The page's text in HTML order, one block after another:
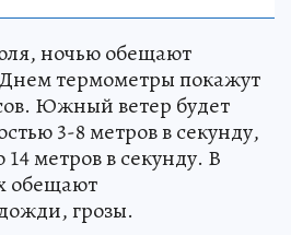
ночью обещают
Днем термометры покажут
Южный ветер будет
3-8 метров в секунду,
метров в секунду. В
обещают
грозы.